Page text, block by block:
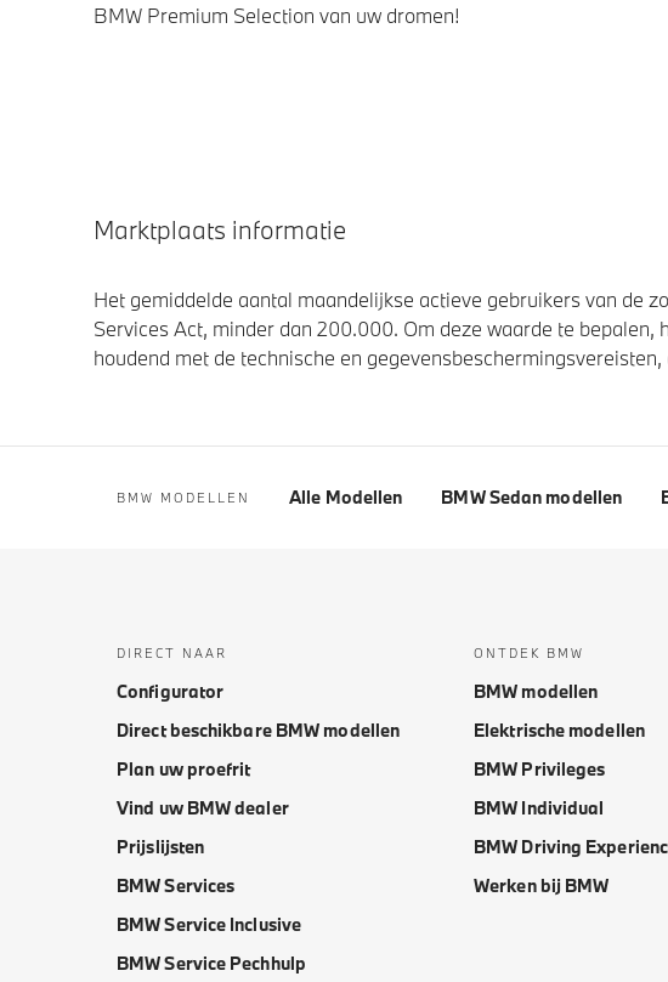
BMW Premium Selection van uw dromen!
Marktplaats informatie
Het gemiddelde aantal maandelijkse actieve gebruikers van de
Services Act, minder dan 200.000. Om deze waarde te
houdend met de technische en
BMW MODELLEN Alle Modellen BMW Sedan modellen
DIRECT NAAR
Configurator
Direct beschikbare BMW modellen
Plan uw proefrit
Vind uw BMW dealer
Prijslijsten
BMW Services
BMW Service Inclusive
BMW Service Pechhulp
ONTDEK BMW
BMW modellen
Elektrische modellen
BMW Privileges
BMW Individual
BMW Driving
Werken bij BMW